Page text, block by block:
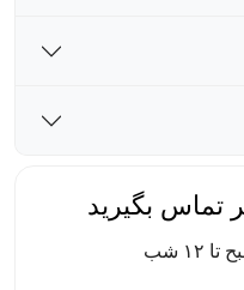
تماس بگیرید